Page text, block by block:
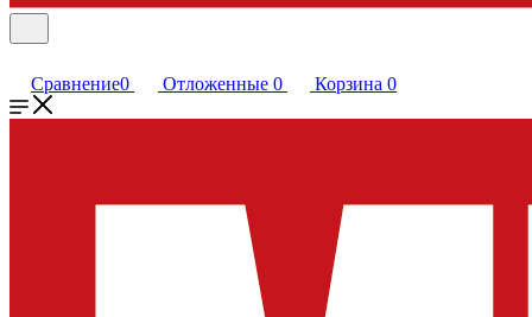
Сравнение0 Отложенные 0 Корзина 0